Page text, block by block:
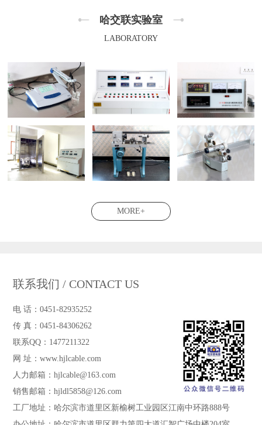
哈交联实验室
LABORATORY
MORE+
联系我们 / CONTACT US
电 话：0451-82935252
传 真：0451-84306262
联系QQ：1477211322
网 址：www.hjlcable.com
人力邮箱：hjlcable@163.com
销售邮箱：hjldl5858@126.com
工厂地址：哈尔滨市道里区新榆树工业园区江南中环路888号